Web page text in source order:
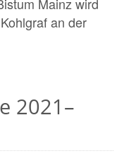
Mainz wird
an der
2021–